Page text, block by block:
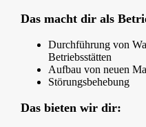
Das macht dir als
Durchführung von
Betriebsstätten
Aufbau von neuen
Störungsbehebung
Das bieten wir dir: